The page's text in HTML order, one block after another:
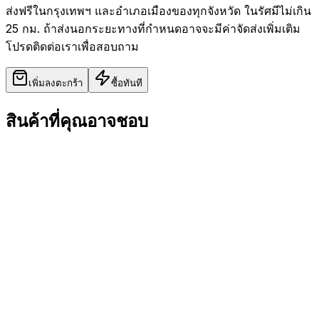
ส่งฟรีในกรุงเทพฯ และอำเภอเมืองของทุกจังหวัด ในรัศมีไม่เกิน
25 กม. ถ้าส่งนอกระยะทางที่กำหนดอาจจะมีค่าจัดส่งเพิ่มเติม
โปรดติดต่อเราเพื่อสอบถาม
เพิ่มลงตะกร้า ซื้อทันที
สินค้าที่คุณอาจชอบ